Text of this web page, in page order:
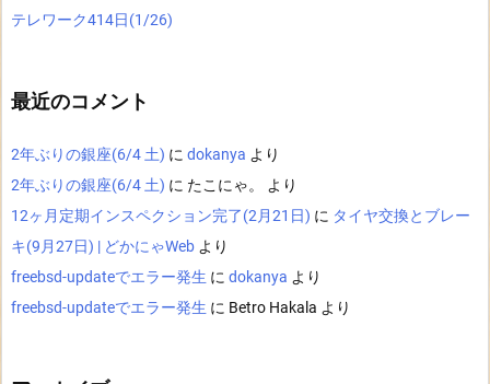
テレワーク414日(1/26)
最近のコメント
2年ぶりの銀座(6/4 土) に dokanya より
2年ぶりの銀座(6/4 土) に たこにゃ。
より
12ヶ月定期インスペクション完了(2月21日) に タイヤ交換とブレー
キ(9月27日) | どかにゃWeb より
freebsd-updateでエラー発生 に dokanya より
freebsd-updateでエラー発生 に Betro Hakala より